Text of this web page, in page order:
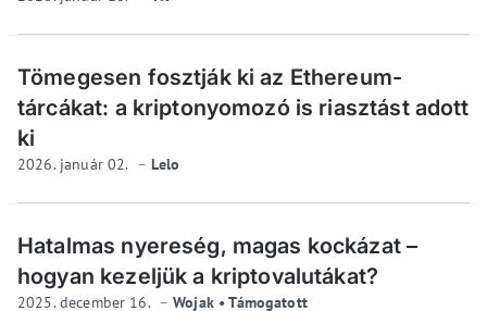
Tömegesen fosztják ki az Ethereum-
tárcákat: a kriptonyomozó is riasztást adott
ki
2026. január 02. Lelo
Hatalmas nyereség, magas kockázat –
hogyan kezeljük a kriptovalutákat?
2025. december 16. Wojak • Támogatott